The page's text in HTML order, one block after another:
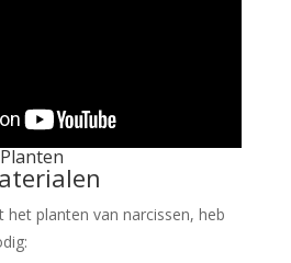
planten van narcissen, heb